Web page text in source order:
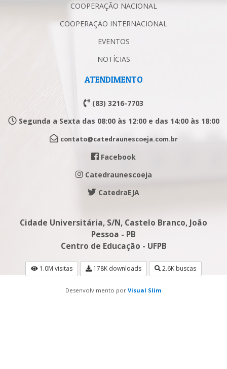
COOPERAÇÃO NACIONAL
COOPERAÇÃO INTERNACIONAL
EVENTOS
NOTÍCIAS
ATENDIMENTO
(83) 3216-7703
Segunda a Sexta das 08:00 às 12:00 e das 14:00 às 18:00
contato@catedraunescoeja.com.br
Facebook
Catedraunescoeja
CatedraEJA
Cidade Universitária, S/N, Castelo Branco, João
Pessoa - PB
Centro de Educação - UFPB
1.0M visitas 178K downloads 2.6K buscas
Desenvolvimento por Visual Slim